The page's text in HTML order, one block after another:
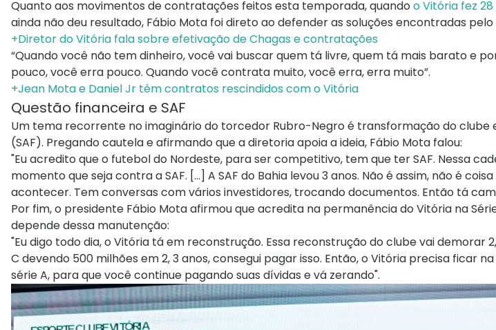
Quanto aos movimentos de contratações feitos esta temporada, quando o Vitória fez
ainda não deu resultado, Fábio Mota foi direto ao defender as soluções encontradas pelo
+Diretor do Vitória fala sobre efetivação de Chagas e contratações
“Quando você não tem dinheiro, você vai buscar quem tá livre, quem tá mais barato e
pouco, você erra pouco. Quando você contrata muito, você erra, erra muito”.
+Jean Mota e Daniel Jr têm contratos rescindidos com o Vitória
Questão financeira e SAF
Um tema recorrente no imaginário do torcedor Rubro-Negro é transformação do clube
(SAF). Pregando cautela e afirmando que a diretoria apoia a ideia, Fábio Mota falou:
"Eu acredito que o futebol do Nordeste, para ser competitivo, tem que ter SAF. Nessa
momento que seja contra a SAF. [...] A SAF do Bahia levou 3 anos. Não é assim, não é
acontecer. Tem conversas com vários investidores, trocando documentos. Então tá
Por fim, o presidente Fábio Mota afirmou que acredita na permanência do Vitória na
depende dessa manutenção:
"Eu digo todo dia, o Vitória tá em reconstrução. Essa reconstrução do clube vai demorar
C devendo 500 milhões em 2, 3 anos, consegui pagar isso. Então, o Vitória precisa ficar
série A, para que você continue pagando suas dívidas e vá zerando".